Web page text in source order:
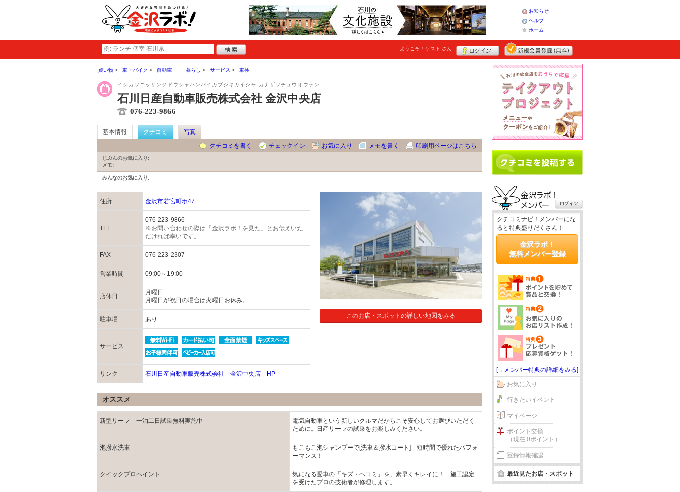
お知らせ
ヘルプ
ホーム
ようこそ！ ゲスト さん
買い物 車・バイク 自動車 暮らし サービス 車検
イシカワニッサンジドウシャハンバイカブシキガイシャ カナザワチュウオウテン
石川日産自動車販売株式会社 金沢中央店
076-223-9866
基本情報 クチコミ
写真
クチコミを書く
チェックイン お気に入り メモを書く 印刷用ページはこちら
じぶんのお気に入り:
メモ:
みんなのお気に入り:
住所 金沢市若宮町ホ47
TEL
076-223-9866
※お問い合わせの際は「金沢ラボ！を見た」とお伝えいた
だければ幸いです。
FAX 076-223-2307
営業時間 09:00～19:00
店休日
月曜日
月曜日が祝日の場合は火曜日お休み。
駐車場 あり
サービス
リンク 石川日産自動車販売株式会社 金沢中央店 HP
このお店・スポットの詳しい地図をみる
オススメ
新型リーフ 一泊二日試乗無料実施中
電気自動車という新しいクルマだからこそ安心してお選びいただく
ために。日産リーフの試乗をお楽しみください。
泡撥水洗車
もこもこ泡シャンプーで[洗車＆撥水コート] 短時間で優れたパフォ
ーマンス！
クイックプロペイント
気になる愛車の「キズ・ヘコミ」を、素早くキレイに！ 施工認定
を受けたプロの技術者が修理します。
クチコミナビ！メンバーにな
ると特典盛りだくさん！
金沢ラボ！
無料メンバー登録
[→メンバー特典の詳細をみる]
お気に入り
行きたいイベント
マイページ
ポイント交換
（現在 0ポイント）
登録情報確認
最近見たお店・スポット